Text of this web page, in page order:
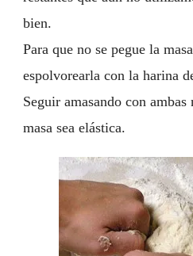
bien.
Para que no se pegue la
espolvorearla con la harina
Seguir amasando con ambas
masa sea elástica.